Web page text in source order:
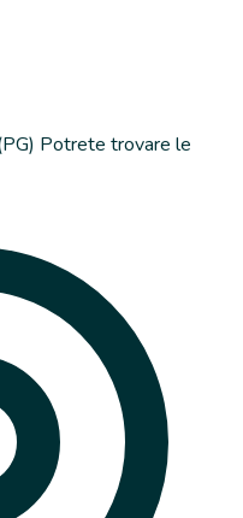
Potrete trovare le